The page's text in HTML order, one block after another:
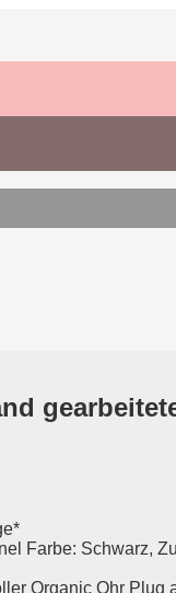
Farbe: Schwarz,
Organic Ohr Plug